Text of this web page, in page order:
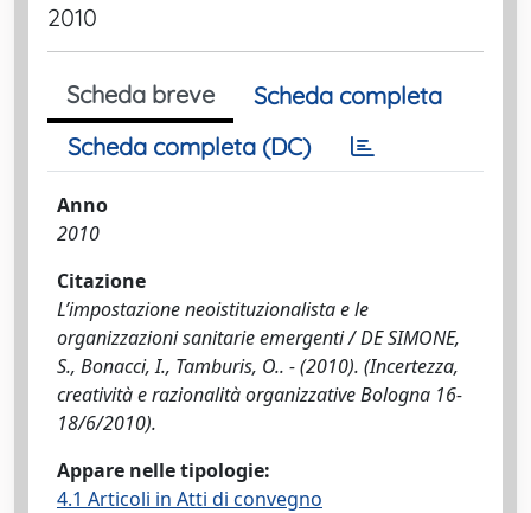
2010
Scheda breve
Scheda completa
Scheda completa (DC)
Anno
2010
Citazione
L’impostazione neoistituzionalista e le
organizzazioni sanitarie emergenti / DE SIMONE,
S., Bonacci, I., Tamburis, O.. - (2010). (Incertezza,
creatività e razionalità organizzative Bologna 16-
18/6/2010).
Appare nelle tipologie:
4.1 Articoli in Atti di convegno